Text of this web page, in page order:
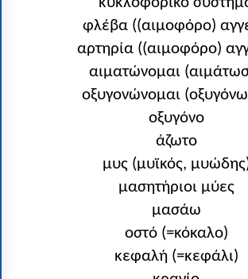
φλέβα ((αιμοφόρο)
αρτηρία ((αιμοφόρο)
αιματώνομαι
οξυγονώνομαι
οξυγόνο
άζωτο
μυς (μυϊκός,
μασητήριοι μύες
μασάω
οστό (=κόκαλο)
κεφαλή (=κεφάλι)